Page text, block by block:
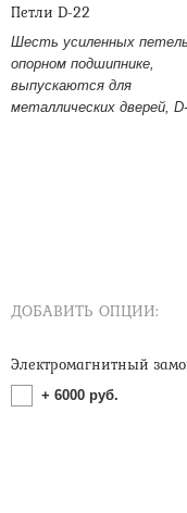
Петли D-22
Шесть усиленных
опорном подшипнике,
выпускаются для
металлических дверей,
ДОБАВИТЬ ОПЦИИ:
Электромагнитный
+ 6000 руб.